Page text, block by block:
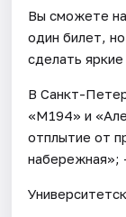
Вы сможете
один билет,
сделать
В Санкт-
«М194» и
отплытие от
набережная»;